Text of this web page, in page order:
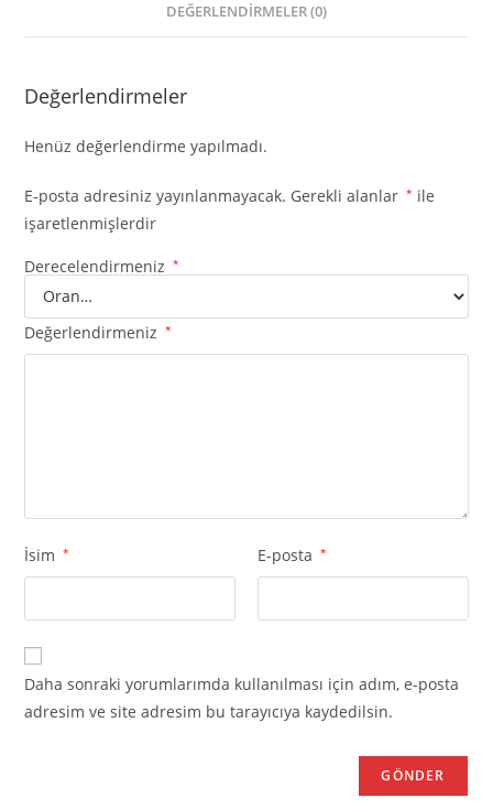
DEĞERLENDIRMELER (0)
Değerlendirmeler
Henüz değerlendirme yapılmadı.
E-posta adresiniz yayınlanmayacak. Gerekli alanlar * ile
işaretlenmişlerdir
Derecelendirmeniz *
Değerlendirmeniz *
İsim * E-posta *
Daha sonraki yorumlarımda kullanılması için adım, e-posta
adresim ve site adresim bu tarayıcıya kaydedilsin.